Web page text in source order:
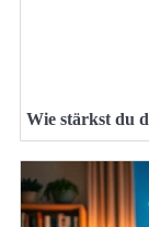
Wie stärkst du